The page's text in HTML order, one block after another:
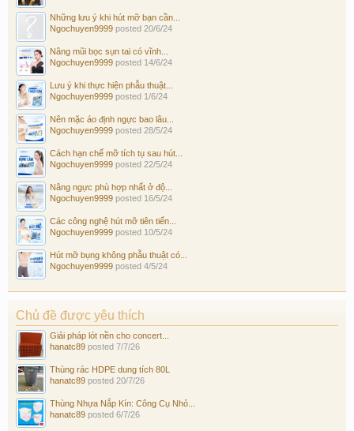
Những lưu ý khi hút mỡ bạn cần...
Ngochuyen9999 posted 20/6/24
Nâng mũi bọc sụn tai có vĩnh...
Ngochuyen9999 posted 14/6/24
Lưu ý khi thực hiện phẫu thuật...
Ngochuyen9999 posted 1/6/24
Nên mặc áo định ngực bao lâu...
Ngochuyen9999 posted 28/5/24
Cách hạn chế mỡ tích tụ sau hút...
Ngochuyen9999 posted 22/5/24
Nâng ngực phù hợp nhất ở độ...
Ngochuyen9999 posted 16/5/24
Các công nghệ hút mỡ tiên tiến...
Ngochuyen9999 posted 10/5/24
Hút mỡ bụng không phẫu thuật có...
Ngochuyen9999 posted 4/5/24
Chủ đề được yêu thích
Giải pháp lót nền cho concert...
hanatc89 posted 7/7/26
Thùng rác HDPE dung tích 80L
hanatc89 posted 20/7/26
Thùng Nhựa Nắp Kín: Công Cụ Nhỏ...
hanatc89 posted 6/7/26